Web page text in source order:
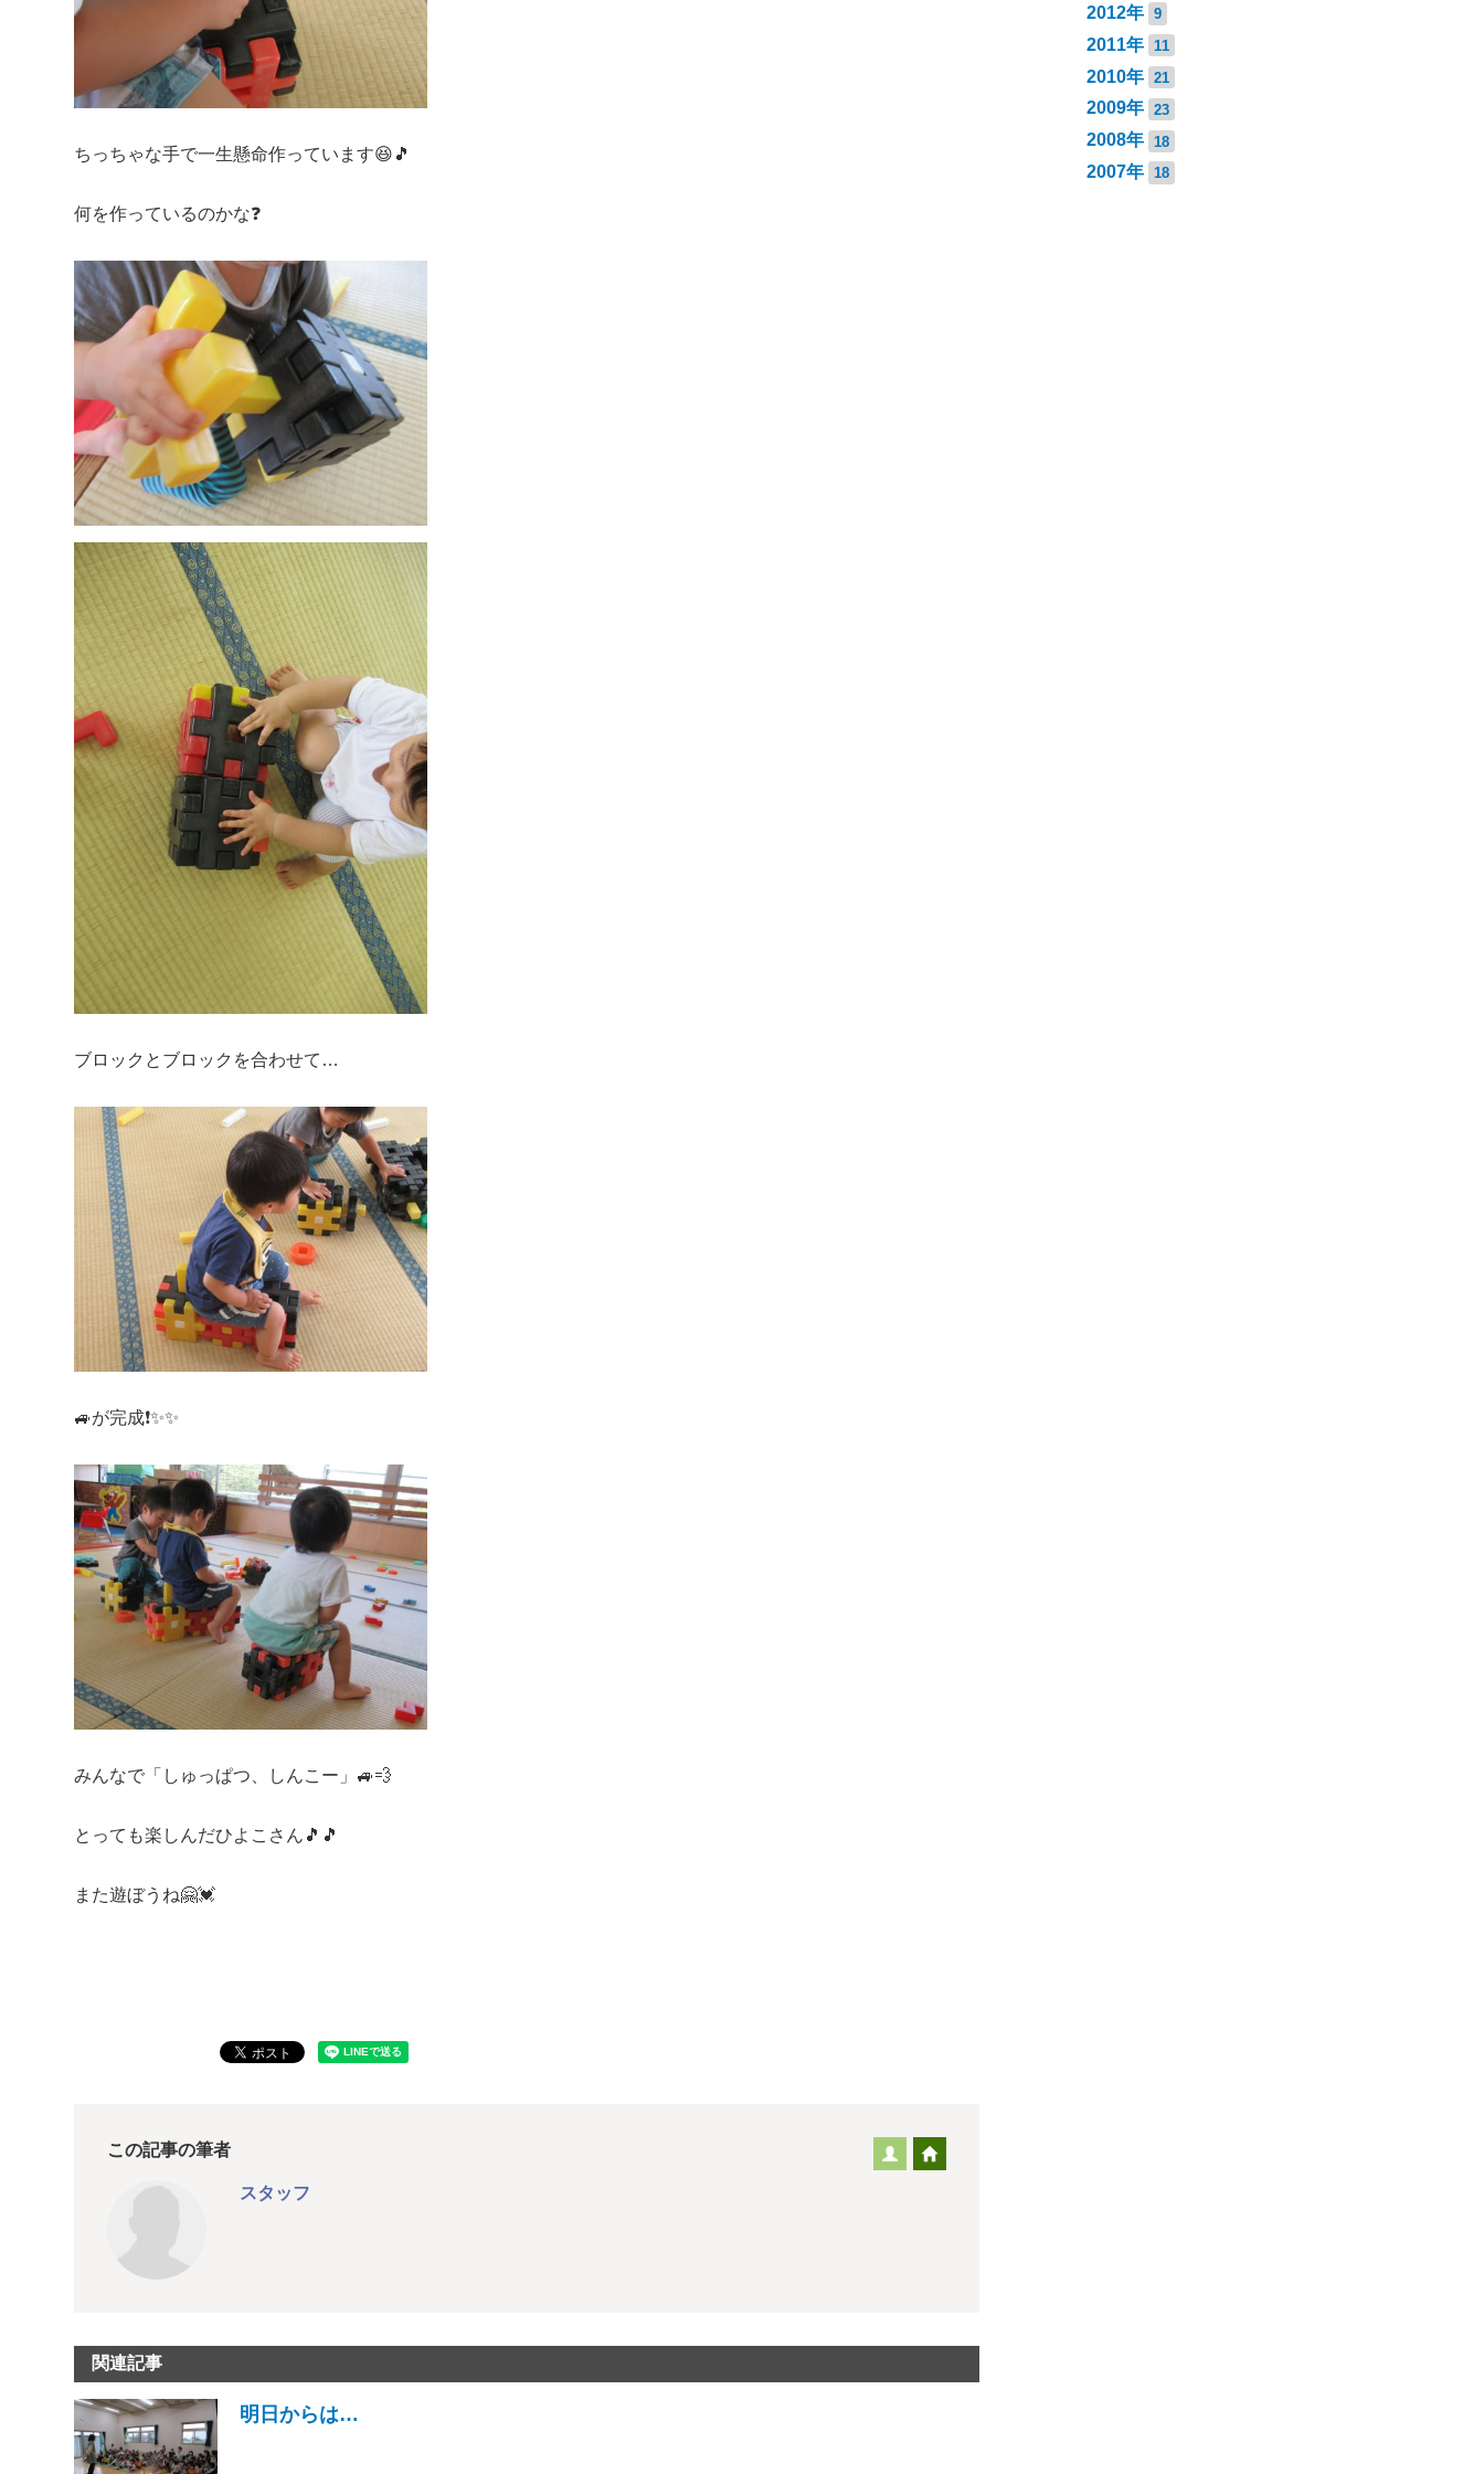
ちっちゃな手で一生懸命作っています😆🎵
何を作っているのかな❓
ブロックとブロックを合わせて…
🚙が完成❗✨✨
みんなで「しゅっぱつ、しんこー」🚙💨
とっても楽しんだひよこさん🎵🎵
また遊ぼうね🤗💓
この記事の筆者
スタッフ
関連記事
明日からは…
2012年 9
2011年 11
2010年 21
2009年 23
2008年 18
2007年 18